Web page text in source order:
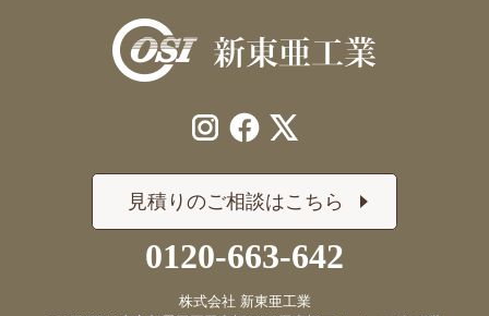
見積りのご相談はこちら
0120-663-642
株式会社 新東亜工業